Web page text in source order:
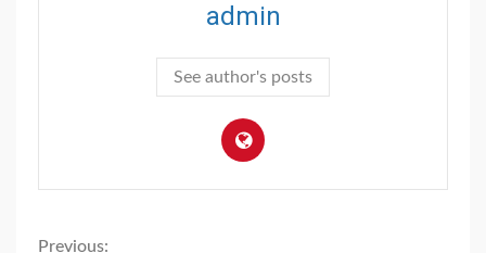
admin
See author's posts
Previous: